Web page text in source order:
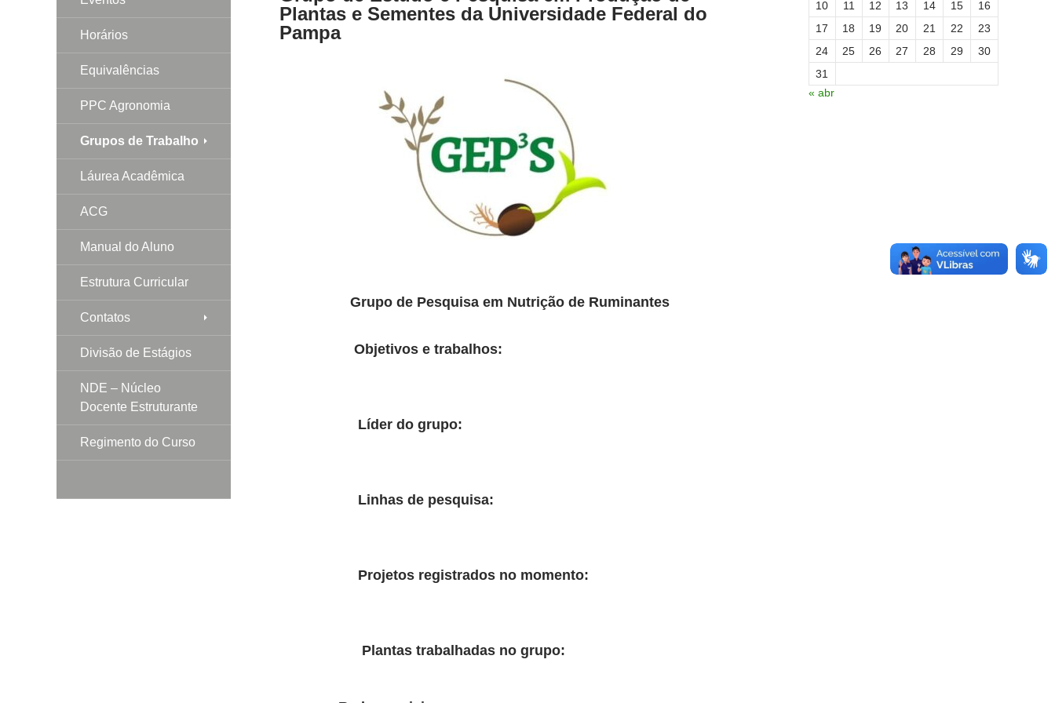
Plantas e Sementes da Universidade Federal do
Pampa
Grupo de Pesquisa em Nutrição de Ruminantes
Objetivos e trabalhos:
Líder do grupo:
Linhas de pesquisa:
Projetos registrados no momento:
Plantas trabalhadas no grupo:
10
11 12 13 14 15
16
17
18 19 20 21 22
23
24
25 26 27 28 29
30
31
« abr
Horários
Equivalências
PPC Agronomia
Grupos de Trabalho
Láurea Acadêmica
ACG
Manual do Aluno
Estrutura Curricular
Contatos
Divisão de Estágios
NDE – Núcleo
Docente Estruturante
Regimento do Curso